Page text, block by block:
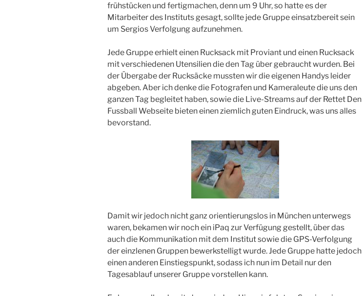
frühstücken und fertigmachen, denn um 9 Uhr, so hatte es der
Mitarbeiter des Instituts gesagt, sollte jede Gruppe einsatzbereit sein
um Sergios Verfolgung aufzunehmen.
Jede Gruppe erhielt einen Rucksack mit Proviant und einen Rucksack
mit verschiedenen Utensilien die den Tag über gebraucht wurden. Bei
der Übergabe der Rucksäcke mussten wir die eigenen Handys leider
abgeben. Aber ich denke die Fotografen und Kameraleute die uns den
ganzen Tag begleitet haben, sowie die Live-Streams auf der Rettet Den
Fussball Webseite bieten einen ziemlich guten Eindruck, was uns alles
bevorstand.
Damit wir jedoch nicht ganz orientierungslos in München unterwegs
waren, bekamen wir noch ein iPaq zur Verfügung gestellt, über das
auch die Kommunikation mit dem Institut sowie die GPS-Verfolgung
der einzlenen Gruppen bewerkstelligt wurde. Jede Gruppe hatte jedoch
einen anderen Einstiegspunkt, sodass ich nun im Detail nur den
Tagesablauf unserer Gruppe vorstellen kann.